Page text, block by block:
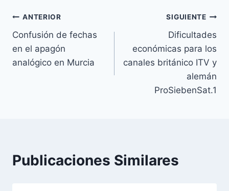
u
e
t
a
n
Navegación
de
entradas
ANTERIOR
Confusión de fechas
en el apagón
analógico en Murcia
SIGUIENTE
Dificultades
económicas para los
canales británico ITV y
alemán
ProSiebenSat.1
Publicaciones Similares